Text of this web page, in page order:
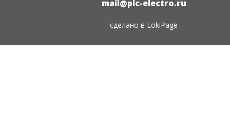
mail@plc-electro.ru
сделано в LokiPage